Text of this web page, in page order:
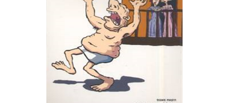
הנחת אתר ספר מודפס
$23
$21